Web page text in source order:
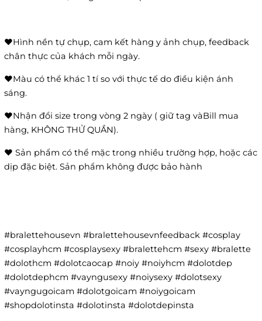
❤Hình nền tự chụp, cam kết hàng y ảnh chụp, feedback
chân thực của khách mỗi ngày.
❤Màu có thể khác 1 tí so với thực tế do điều kiện ánh
sáng.
❤Nhận đổi size trong vòng 2 ngày ( giữ tag vàBill mua
hàng, KHÔNG THỬ QUẦN).
❤ Sản phẩm có thể mặc trong nhiều trường hợp, hoặc các
dịp đặc biệt. Sản phẩm không được bảo hành
#bralettehousevn #bralettehousevnfeedback #cosplay
#cosplayhcm #cosplaysexy #bralettehcm #sexy #bralette
#dolothcm #dolotcaocap #noiy #noiyhcm #dolotdep
#dolotdephcm #vayngusexy #noiysexy #dolotsexy
#vayngugoicam #dolotgoicam #noiygoicam
#shopdolotinsta #dolotinsta #dolotdepinsta